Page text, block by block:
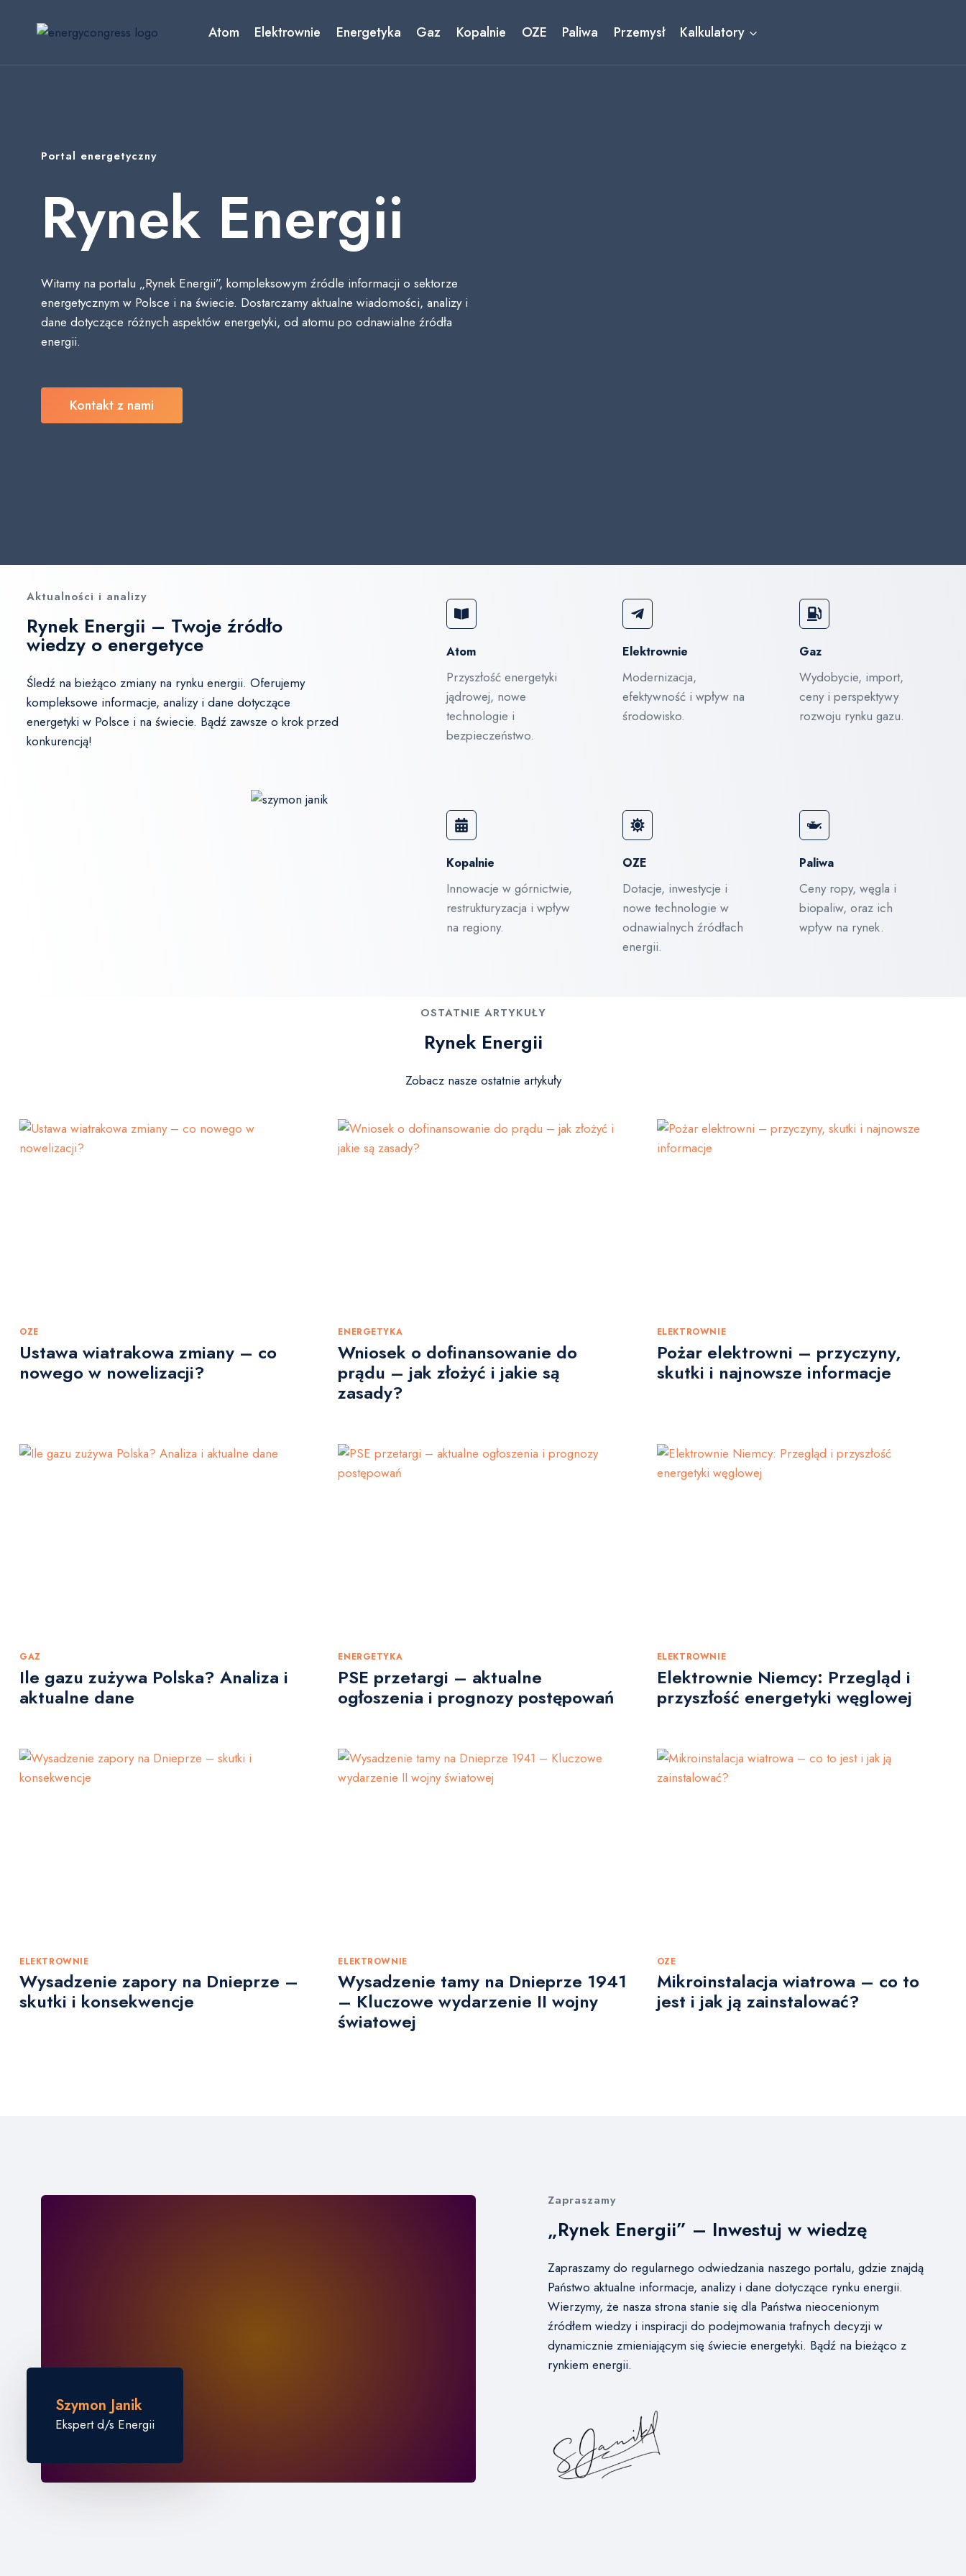
Atom Elektrownie Energetyka Gaz Kopalnie OZE Paliwa Przemysł Kalkulatory
Portal energetyczny
Rynek Energii
Witamy na portalu „Rynek Energii”, kompleksowym źródle informacji o sektorze
energetycznym w Polsce i na świecie. Dostarczamy aktualne wiadomości, analizy i
dane dotyczące różnych aspektów energetyki, od atomu po odnawialne źródła
energii.
Kontakt z nami
Aktualności i analizy
Rynek Energii – Twoje źródło
wiedzy o energetyce
Śledź na bieżąco zmiany na rynku energii. Oferujemy
kompleksowe informacje, analizy i dane dotyczące
energetyki w Polsce i na świecie. Bądź zawsze o krok przed
konkurencją!
Atom
Przyszłość energetyki
jądrowej, nowe
technologie i
bezpieczeństwo.
Elektrownie
Modernizacja,
efektywność i wpływ na
środowisko.
Gaz
Wydobycie, import,
ceny i perspektywy
rozwoju rynku gazu.
Kopalnie
Innowacje w górnictwie,
restrukturyzacja i wpływ
na regiony.
OZE
Dotacje, inwestycje i
nowe technologie w
odnawialnych źródłach
energii.
Paliwa
Ceny ropy, węgla i
biopaliw, oraz ich
wpływ na rynek.
OSTATNIE ARTYKUŁY
Rynek Energii
Zobacz nasze ostatnie artykuły
OZE
Ustawa wiatrakowa zmiany – co
nowego w nowelizacji?
ENERGETYKA
Wniosek o dofinansowanie do
prądu – jak złożyć i jakie są
zasady?
ELEKTROWNIE
Pożar elektrowni – przyczyny,
skutki i najnowsze informacje
GAZ
Ile gazu zużywa Polska? Analiza i
aktualne dane
ENERGETYKA
PSE przetargi – aktualne
ogłoszenia i prognozy postępowań
ELEKTROWNIE
Elektrownie Niemcy: Przegląd i
przyszłość energetyki węglowej
ELEKTROWNIE
Wysadzenie zapory na Dnieprze –
skutki i konsekwencje
ELEKTROWNIE
Wysadzenie tamy na Dnieprze 1941
– Kluczowe wydarzenie II wojny
światowej
OZE
Mikroinstalacja wiatrowa – co to
jest i jak ją zainstalować?
Szymon Janik
Ekspert d/s Energii
Zapraszamy​
„Rynek Energii” – Inwestuj w wiedzę
Zapraszamy do regularnego odwiedzania naszego portalu, gdzie znajdą
Państwo aktualne informacje, analizy i dane dotyczące rynku energii.
Wierzymy, że nasza strona stanie się dla Państwa nieocenionym
źródłem wiedzy i inspiracji do podejmowania trafnych decyzji w
dynamicznie zmieniającym się świecie energetyki. Bądź na bieżąco z
rynkiem energii.